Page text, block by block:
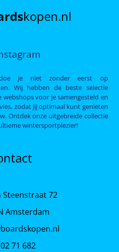
kopen.nl
je niet zonder eerst op
Wij hebben de beste selectie
voor je samengesteld en
zodat jij optimaal kunt genieten
Ontdek onze uitgebreide collectie
wintersportplezier!
Steenstraat 72
Amsterdam
71 682